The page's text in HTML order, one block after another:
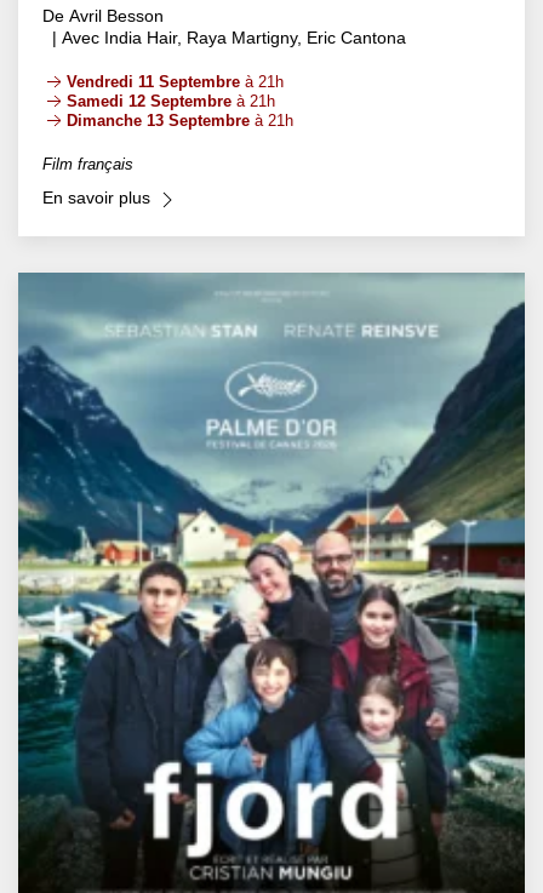
De Avril Besson
| Avec India Hair, Raya Martigny, Eric Cantona
Vendredi 11 Septembre à 21h
Samedi 12 Septembre à 21h
Dimanche 13 Septembre à 21h
Film français
En savoir plus